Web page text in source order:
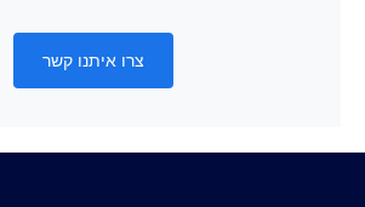
צרו איתנו קשר